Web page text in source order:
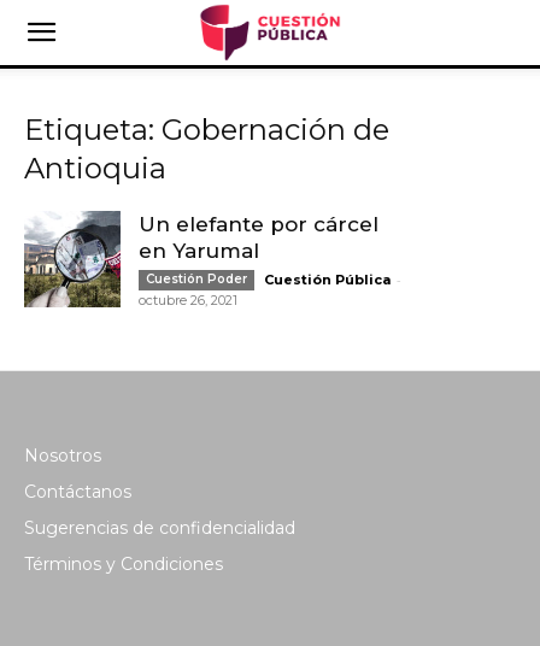
Etiqueta: Gobernación de
Antioquia
Un elefante por cárcel
en Yarumal
Cuestión Poder Cuestión Pública -
octubre 26, 2021
Nosotros
Contáctanos
Sugerencias de confidencialidad
Términos y Condiciones